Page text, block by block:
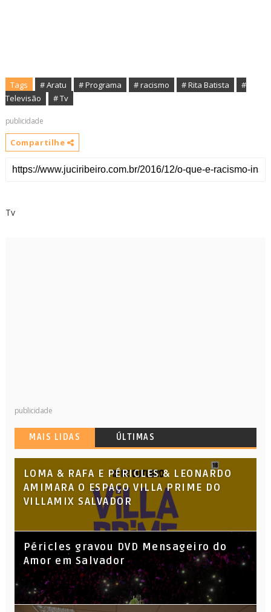
Tags # Aratu # Programa # racismo # Rita Batista
#
Televisão
# Tv
publicidade
Compartilhe
Tv
publicidade
MAIS LIDAS ÚLTIMAS
LOMA & RAFA E PÉRICLES & LEONARDO
AMIMARA O ESPAÇO VILLA PRIME DO
VILLAMIX SALVADOR
Péricles gravou DVD Mensageiro do
Amor em Salvador